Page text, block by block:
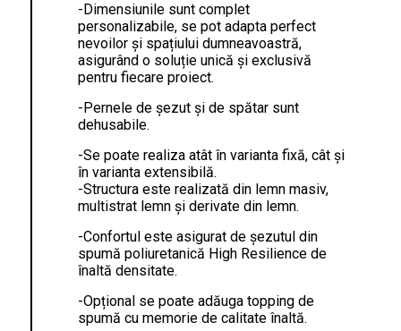
-Dimensiunile sunt complet
personalizabile, se pot adapta perfect
nevoilor și spațiului dumneavoastră,
asigurând o soluție unică și exclusivă
pentru fiecare proiect.
-Pernele de șezut și de spătar sunt
dehusabile.
-Se poate realiza atât în varianta fixă, cât și
în varianta extensibilă.
-Structura este realizată din lemn masiv,
multistrat lemn și derivate din lemn.
-Confortul este asigurat de șezutul din
spumă poliuretanică High Resilience de
înaltă densitate.
-Opțional se poate adăuga topping de
spumă cu memorie de calitate înaltă.